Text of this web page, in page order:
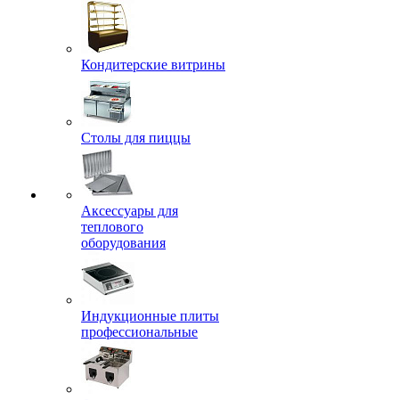
Кондитерские витрины
Столы для пиццы
Аксессуары для
теплового
оборудования
Индукционные плиты
профессиональные